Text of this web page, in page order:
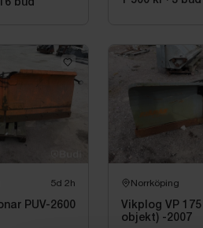
16 bud
5d 2h
PUV-2600
Norrköping
Vikplog VP
objekt) -2007